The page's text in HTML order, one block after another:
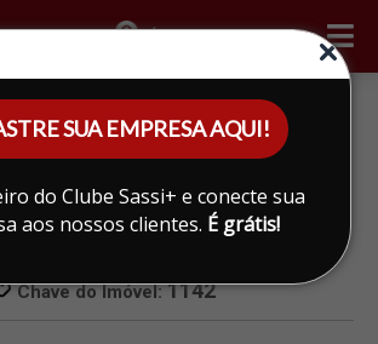
SUA EMPRESA AQUI!
do Clube Sassi+ e conecte sua
aos nossos clientes. É grátis!
ÁREA DO CLIENTE
ALUGAR EM
LIMEIRA
Chave do Imóvel:1142